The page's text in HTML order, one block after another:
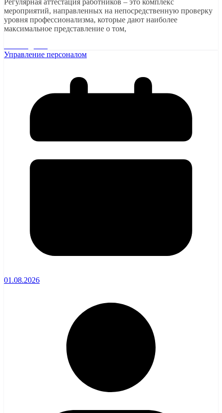
Регулярная аттестация работников – это комплекс
мероприятий, направленных на непосредственную проверку
уровня профессионализма, которые дают наиболее
максимальное представление о том,
Управление персоналом
01.08.2026